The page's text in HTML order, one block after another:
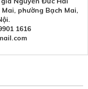
phường Bạch Mai,
1616